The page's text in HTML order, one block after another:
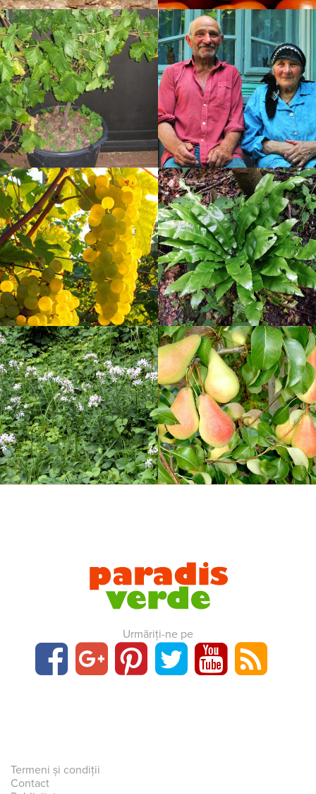
Urmăriți-ne pe
Termeni și condiții
Contact